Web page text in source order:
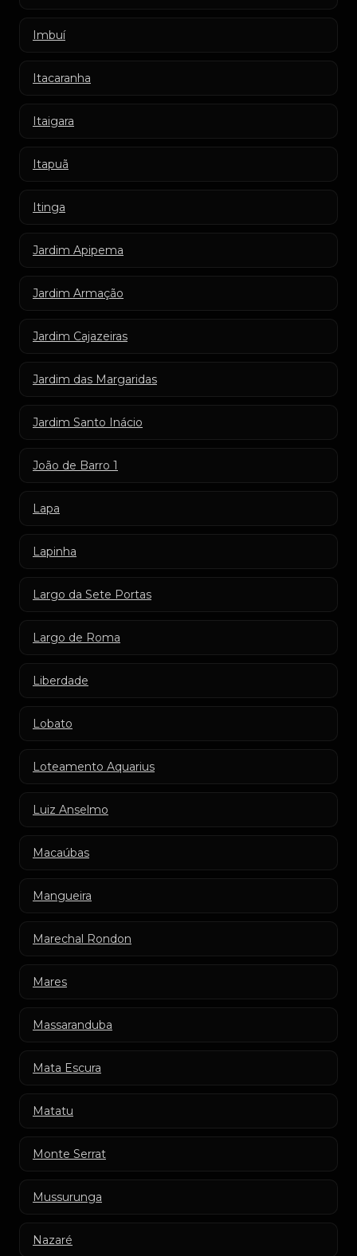
Imbuí
Itacaranha
Itaigara
Itapuã
Itinga
Jardim Apipema
Jardim Armação
Jardim Cajazeiras
Jardim das Margaridas
Jardim Santo Inácio
João de Barro 1
Lapa
Lapinha
Largo da Sete Portas
Largo de Roma
Liberdade
Lobato
Loteamento Aquarius
Luiz Anselmo
Macaúbas
Mangueira
Marechal Rondon
Mares
Massaranduba
Mata Escura
Matatu
Monte Serrat
Mussurunga
Nazaré